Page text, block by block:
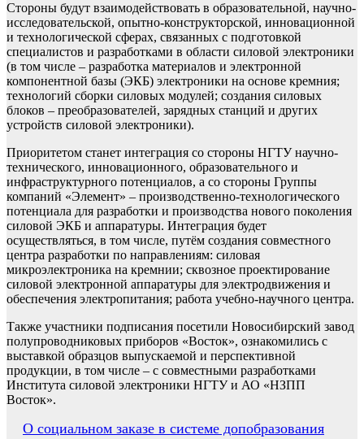
Стороны будут взаимодействовать в образовательной, научно-
исследовательской, опытно-конструкторской, инновационной
и технологической сферах, связанных с подготовкой
специалистов и разработками в области силовой электроники
(в том числе – разработка материалов и электронной
компонентной базы (ЭКБ) электроники на основе кремния;
технологий сборки силовых модулей; создания силовых
блоков – преобразователей, зарядных станций и других
устройств силовой электроники).
Приоритетом станет интеграция со стороны НГТУ научно-
технического, инновационного, образовательного и
инфраструктурного потенциалов, а со стороны Группы
компаний «Элемент» – производственно-технологического
потенциала для разработки и производства нового поколения
силовой ЭКБ и аппаратуры. Интеграция будет
осуществляться, в том числе, путём создания совместного
центра разработки по направлениям: силовая
микроэлектроника на кремнии; сквозное проектирование
силовой электронной аппаратуры для электродвижения и
обеспечения электропитания; работа учебно-научного центра.
Также участники подписания посетили Новосибирский завод
полупроводниковых приборов «Восток», ознакомились с
выставкой образцов выпускаемой и перспективной
продукции, в том числе – с совместными разработками
Института силовой электроники НГТУ и АО «НЗПП
Восток».
Навигация
О социальном заказе в системе допобразования